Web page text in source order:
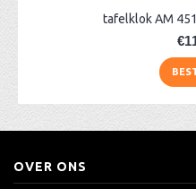
tafelklok AM
OVER ONS